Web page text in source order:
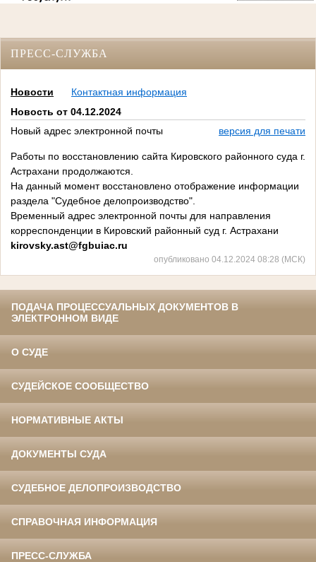
ПРЕСС-СЛУЖБА
Новости
Контактная информация
Новость от 04.12.2024
Новый адрес электронной почты
версия для печати
Работы по восстановлению сайта Кировского районного суда г.
Астрахани продолжаются.
На данный момент восстановлено отображение информации
раздела "Судебное делопроизводство".
Временный адрес электронной почты для направления
корреспонденции в Кировский районный суд г. Астрахани
kirovsky.ast@fgbuiac.ru
опубликовано 04.12.2024 08:28 (МСК)
ПОДАЧА ПРОЦЕССУАЛЬНЫХ ДОКУМЕНТОВ В
ЭЛЕКТРОННОМ ВИДЕ
О СУДЕ
СУДЕЙСКОЕ СООБЩЕСТВО
НОРМАТИВНЫЕ АКТЫ
ДОКУМЕНТЫ СУДА
СУДЕБНОЕ ДЕЛОПРОИЗВОДСТВО
СПРАВОЧНАЯ ИНФОРМАЦИЯ
ПРЕСС-СЛУЖБА